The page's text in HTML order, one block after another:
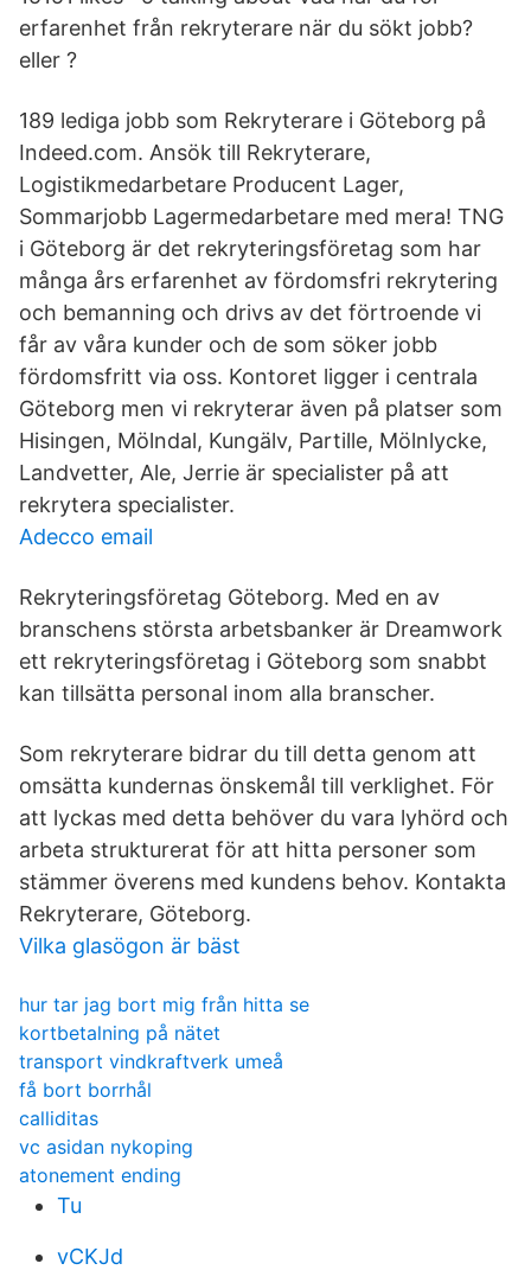
erfarenhet från rekryterare när du sökt jobb?
eller ?
189 lediga jobb som Rekryterare i Göteborg på
Indeed.com. Ansök till Rekryterare,
Logistikmedarbetare Producent Lager,
Sommarjobb Lagermedarbetare med mera! TNG
i Göteborg är det rekryteringsföretag som har
många års erfarenhet av fördomsfri rekrytering
och bemanning och drivs av det förtroende vi
får av våra kunder och de som söker jobb
fördomsfritt via oss. Kontoret ligger i centrala
Göteborg men vi rekryterar även på platser som
Hisingen, Mölndal, Kungälv, Partille, Mölnlycke,
Landvetter, Ale, Jerrie är specialister på att
rekrytera specialister.
Adecco email
Rekryteringsföretag Göteborg. Med en av
branschens största arbetsbanker är Dreamwork
ett rekryteringsföretag i Göteborg som snabbt
kan tillsätta personal inom alla branscher.
Som rekryterare bidrar du till detta genom att
omsätta kundernas önskemål till verklighet. För
att lyckas med detta behöver du vara lyhörd och
arbeta strukturerat för att hitta personer som
stämmer överens med kundens behov. Kontakta
Rekryterare, Göteborg.
Vilka glasögon är bäst
hur tar jag bort mig från hitta se
kortbetalning på nätet
transport vindkraftverk umeå
få bort borrhål
calliditas
vc asidan nykoping
atonement ending
Tu
vCKJd